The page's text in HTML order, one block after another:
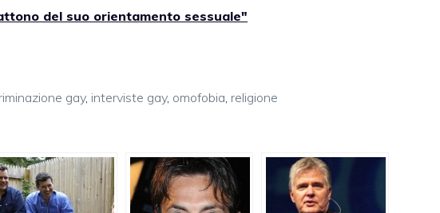
del suo orientamento sessuale"
gay, interviste gay, omofobia, religione